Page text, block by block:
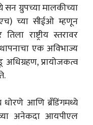
ग्रुपच्या मालकीच्या
च्या सीईओ म्हणून
राष्ट्रीय स्तरावर
एक अविभाज्य
प्रायोजकत्व
आणि ब्रँडिंगमध्ये
अनेकदा आयपीएल